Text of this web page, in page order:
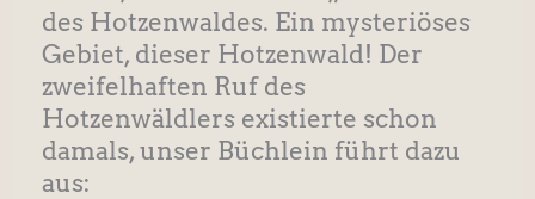
des Hotzenwaldes. Ein mysteriöses
Gebiet, dieser Hotzenwald! Der
zweifelhaften Ruf des
Hotzenwäldlers existierte schon
damals, unser Büchlein führt dazu
aus: